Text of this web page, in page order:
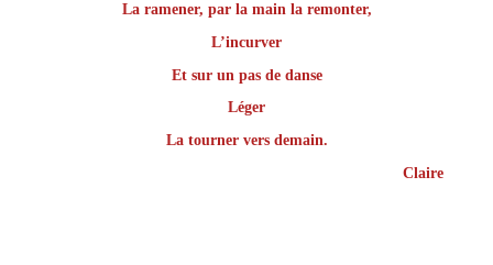
La ramener, par la main la remonter,
L’incurver
Et sur un pas de danse
Léger
La tourner vers demain.
Claire